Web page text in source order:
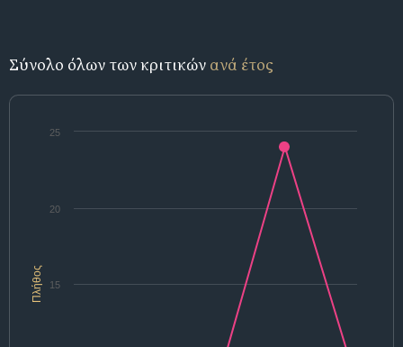
Σύνολο όλων των κριτικών ανά έτος
Πλήθος 15
20
25